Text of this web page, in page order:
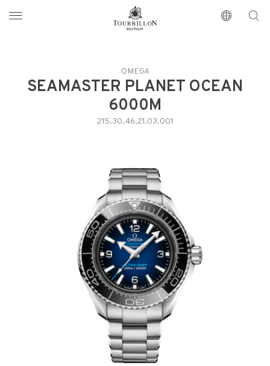
https://www.tourbillon.com/fr
OMEGA
SEAMASTER PLANET OCEAN
6000M
215.30.46.21.03.001